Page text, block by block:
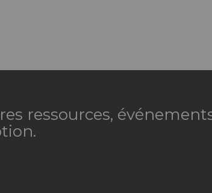
ressources,